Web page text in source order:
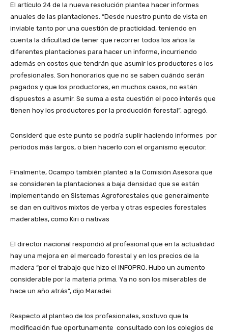
El artículo 24 de la nueva resolución plantea hacer informes
anuales de las plantaciones. “Desde nuestro punto de vista en
inviable tanto por una cuestión de practicidad, teniendo en
cuenta la dificultad de tener que recorrer todos los años la
diferentes plantaciones para hacer un informe, incurriendo
además en costos que tendrán que asumir los productores o los
profesionales. Son honorarios que no se saben cuándo serán
pagados y que los productores, en muchos casos, no están
dispuestos a asumir. Se suma a esta cuestión el poco interés que
tienen hoy los productores por la producción forestal”, agregó.
Consideró que este punto se podría suplir haciendo informes por
períodos más largos, o bien hacerlo con el organismo ejecutor.
Finalmente, Ocampo también planteó a la Comisión Asesora que
se consideren la plantaciones a baja densidad que se están
implementando en Sistemas Agroforestales que generalmente
se dan en cultivos mixtos de yerba y otras especies forestales
maderables, como Kiri o nativas
El director nacional respondió al profesional que en la actualidad
hay una mejora en el mercado forestal y en los precios de la
madera “por el trabajo que hizo el INFOPRO. Hubo un aumento
considerable por la materia prima. Ya no son los miserables de
hace un año atrás”, dijo Maradei.
Respecto al planteo de los profesionales, sostuvo que la
modificación fue oportunamente consultado con los colegios de